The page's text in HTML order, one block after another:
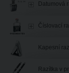
Datumová
Číslovací
Kapesní
Razítka v